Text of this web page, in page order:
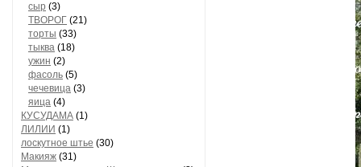
сыр (3)
ТВОРОГ (21)
торты (33)
тыква (18)
ужин (2)
фасоль (5)
чечевица (3)
яица (4)
КУСУДАМА (1)
ЛИЛИИ (1)
лоскутное штье (30)
Макияж (31)